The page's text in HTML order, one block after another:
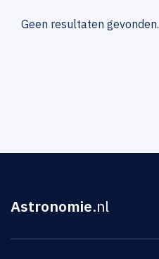
Geen resultaten gevonden.
Astronomie.nl